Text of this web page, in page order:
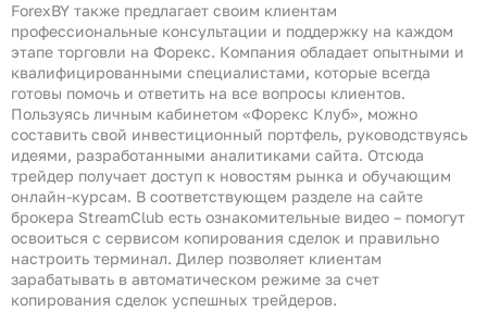
ForexBY также предлагает своим клиентам
профессиональные консультации и поддержку на каждом
этапе торговли на Форекс. Компания обладает опытными и
квалифицированными специалистами, которые всегда
готовы помочь и ответить на все вопросы клиентов.
Пользуясь личным кабинетом «Форекс Клуб», можно
составить свой инвестиционный портфель, руководствуясь
идеями, разработанными аналитиками сайта. Отсюда
трейдер получает доступ к новостям рынка и обучающим
онлайн-курсам. В соответствующем разделе на сайте
брокера StreamClub есть ознакомительные видео – помогут
освоиться с сервисом копирования сделок и правильно
настроить терминал. Дилер позволяет клиентам
зарабатывать в автоматическом режиме за счет
копирования сделок успешных трейдеров.